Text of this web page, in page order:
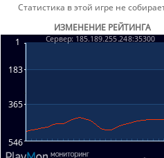
Статистика в этой игре не
ИЗМЕНЕНИЕ РЕЙТИНГА